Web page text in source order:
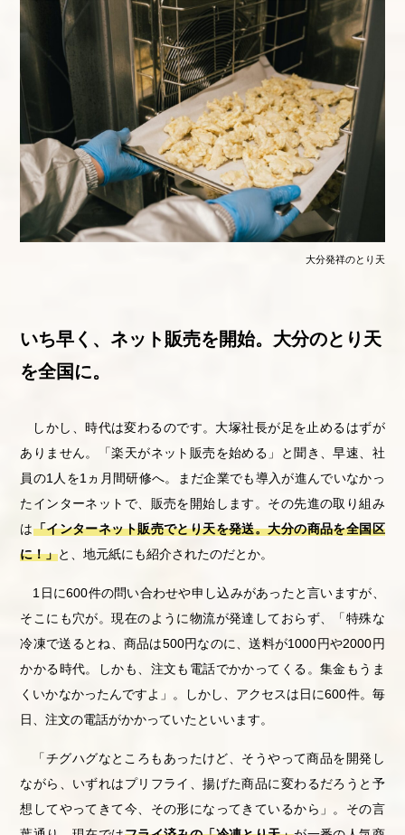
大分発祥のとり天
いち早く、ネット販売を開始。大分のとり天
を全国に。
しかし、時代は変わるのです。大塚社長が足を止めるはずが
ありません。「楽天がネット販売を始める」と聞き、早速、社
員の1人を1ヵ月間研修へ。まだ企業でも導入が進んでいなかっ
たインターネットで、販売を開始します。その先進の取り組み
は「インターネット販売でとり天を発送。大分の商品を全国区
に！」と、地元紙にも紹介されたのだとか。
1日に600件の問い合わせや申し込みがあったと言いますが、
そこにも穴が。現在のように物流が発達しておらず、「特殊な
冷凍で送るとね、商品は500円なのに、送料が1000円や2000円
かかる時代。しかも、注文も電話でかかってくる。集金もうま
くいかなかったんですよ」。しかし、アクセスは日に600件。毎
日、注文の電話がかかっていたといいます。
「チグハグなところもあったけど、そうやって商品を開発し
ながら、いずれはプリフライ、揚げた商品に変わるだろうと予
想してやってきて今、その形になってきているから」。その言